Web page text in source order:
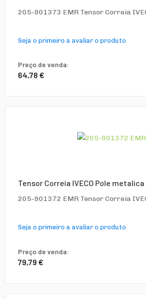
205-901373 EMR Tensor Correia
Seja o primeiro a avaliar o produto
Preço de venda:
64,78 €
Tensor Correia IVECO Pole metalica
205-901372 EMR Tensor Correia
Seja o primeiro a avaliar o produto
Preço de venda:
79,79 €